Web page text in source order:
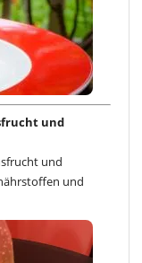
und
und
und